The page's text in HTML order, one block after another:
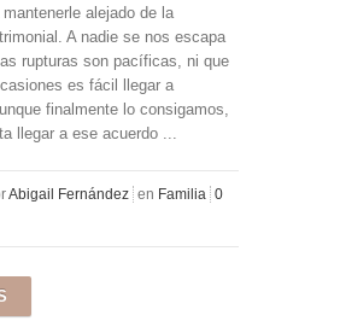
alejado de la
A nadie se nos escapa
rupturas son pacíficas, ni que
es fácil llegar a
finalmente lo consigamos,
llegar a ese acuerdo ...
Abigail Fernández en Familia 0